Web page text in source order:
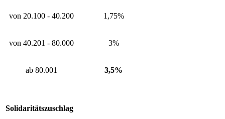
von 20.100 - 40.200 1,75%
von 40.201 - 80.000 3%
ab 80.001 3,5%
Solidaritätszuschlag